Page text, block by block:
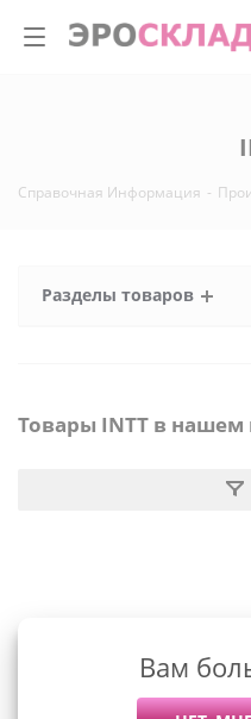
Справочная Информация -
Разделы товаров
Товары INTT в нашем
В данный
товаров
Вам